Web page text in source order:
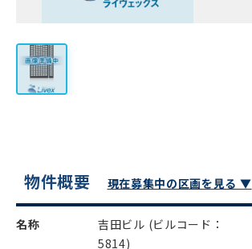
物件概要 現在募集中の区画を見る ▼
名称 吉田ビル (ビルコード：
5814)